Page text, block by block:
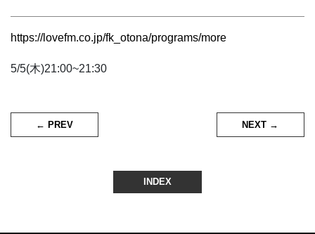
https://lovefm.co.jp/fk_otona/programs/more
5/5(木)21:00~21:30
NEXT →
← PREV
INDEX